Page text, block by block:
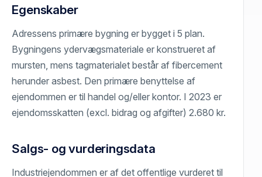
Egenskaber
Adressens primære bygning er bygget i 5 plan.
Bygningens ydervægsmateriale er konstrueret af
mursten, mens tagmaterialet består af fibercement
herunder asbest. Den primære benyttelse af
ejendommen er til handel og/eller kontor. I 2023 er
ejendomsskatten (excl. bidrag og afgifter) 2.680 kr.
Salgs- og vurderingsdata
Industriejendommen er af det offentlige vurderet til